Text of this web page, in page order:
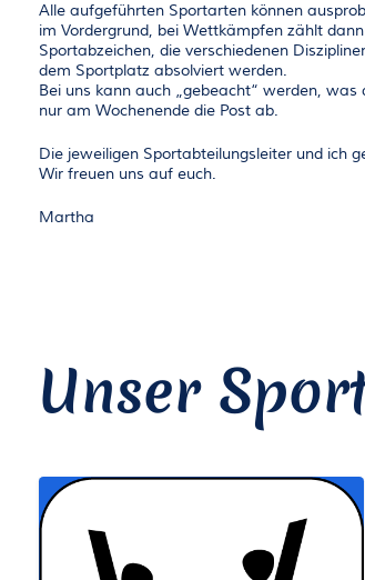
Alle aufgeführten Sportarten können
im Vordergrund, bei Wettkämpfen zählt
Sportabzeichen, die verschiedenen
dem Sportplatz absolviert werden.
Bei uns kann auch „gebeacht“ werden,
nur am Wochenende die Post ab.
Die jeweiligen Sportabteilungsleiter und ich
Wir freuen uns auf euch.
Martha
Unser